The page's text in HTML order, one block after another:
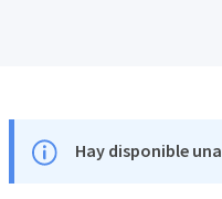
Hay disponible